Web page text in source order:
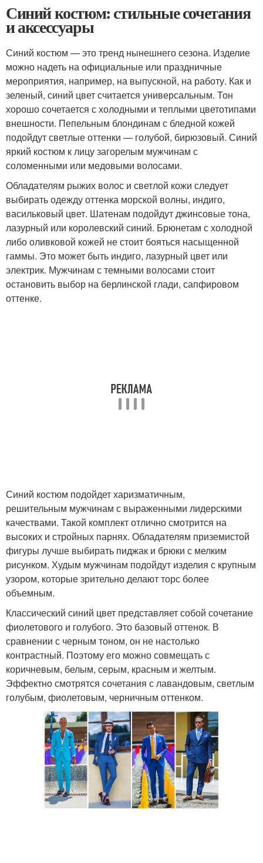
Синий костюм: стильные сочетания
и аксессуары
Синий костюм — это тренд нынешнего сезона. Изделие
можно надеть на официальные или праздничные
мероприятия, например, на выпускной, на работу. Как и
зеленый, синий цвет считается универсальным. Тон
хорошо сочетается с холодными и теплыми цветотипами
внешности. Пепельным блондинам с бледной кожей
подойдут светлые оттенки — голубой, бирюзовый. Синий
яркий костюм к лицу загорелым мужчинам с
соломенными или медовыми волосами.
Обладателям рыжих волос и светлой кожи следует
выбирать одежду оттенка морской волны, индиго,
васильковый цвет. Шатенам подойдут джинсовые тона,
лазурный или королевский синий. Брюнетам с холодной
либо оливковой кожей не стоит бояться насыщенной
гаммы. Это может быть индиго, лазурный цвет или
электрик. Мужчинам с темными волосами стоит
остановить выбор на берлинской глади, сапфировом
оттенке.
Синий костюм подойдет харизматичным,
решительным мужчинам с выраженными лидерскими
качествами. Такой комплект отлично смотрится на
высоких и стройных парнях. Обладателям приземистой
фигуры лучше выбирать пиджак и брюки с мелким
рисунком. Худым мужчинам подойдут изделия с крупным
узором, которые зрительно делают торс более
объемным.
Классический синий цвет представляет собой сочетание
фиолетового и голубого. Это базовый оттенок. В
сравнении с черным тоном, он не настолько
контрастный. Поэтому его можно совмещать с
коричневым, белым, серым, красным и желтым.
Эффектно смотрятся сочетания с лавандовым, светлым
голубым, фиолетовым, черничным оттенком.